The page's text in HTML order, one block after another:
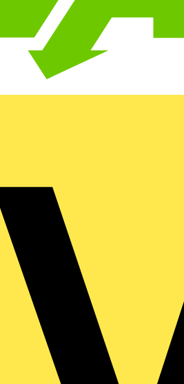
Zugang zu Branchennews,
und Tools – alles auf einer